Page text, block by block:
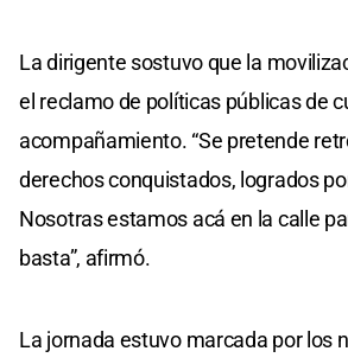
La dirigente sostuvo que la
el reclamo de políticas públicas de
acompañamiento. “Se pretende
derechos conquistados, logrados
Nosotras estamos acá en la calle
basta”, afirmó.
La jornada estuvo marcada por los